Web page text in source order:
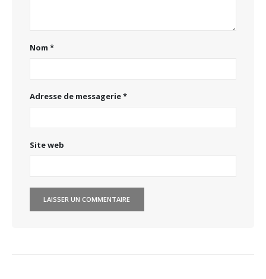
Nom *
Adresse de messagerie*
Site web